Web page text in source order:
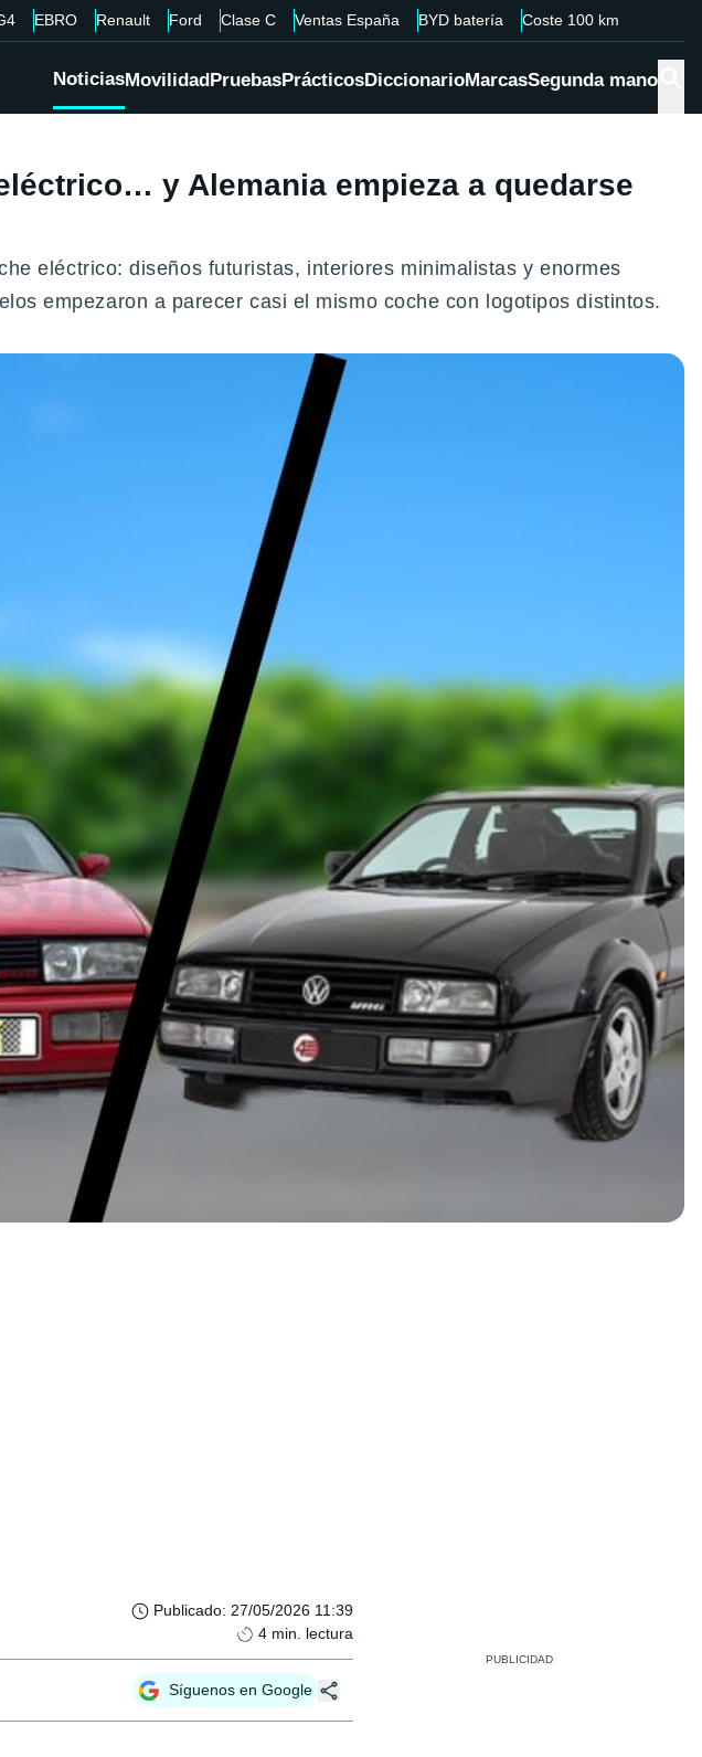
EBRO Renault Ford Clase C Ventas España BYD batería Coste 100 km
NoticiasMovilidadPruebasPrácticosDiccionarioMarcasSegunda mano
y Alemania empieza a quedarse
eléctrico: diseños futuristas, interiores minimalistas y enormes
empezaron a parecer casi el mismo coche con logotipos distintos.
Publicado: 27/05/2026 11:39
4 min. lectura
Síguenos en Google